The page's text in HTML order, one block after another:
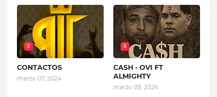
5
CONTACTOS
marzo 07, 2024
6
CASH - OVI FT
ALMIGHTY
marzo 09, 2026